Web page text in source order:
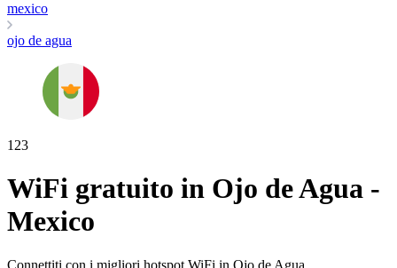
mexico
ojo de agua
123
WiFi gratuito in Ojo de Agua -
Mexico
Connettiti con i migliori hotspot WiFi in Ojo de Agua